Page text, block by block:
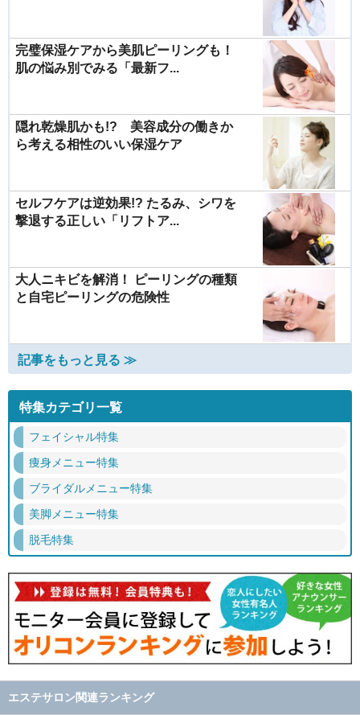
完璧保湿ケアから美肌ピーリングも！
肌の悩み別でみる「最新フ...
隠れ乾燥肌かも!? 美容成分の働きか
ら考える相性のいい保湿ケア
セルフケアは逆効果!? たるみ、シワを
撃退する正しい「リフトア...
大人ニキビを解消！ ピーリングの種類
と自宅ピーリングの危険性
記事をもっと見る ≫
特集カテゴリ一覧
フェイシャル特集
痩身メニュー特集
ブライダルメニュー特集
美脚メニュー特集
脱毛特集
エステサロン関連ランキング